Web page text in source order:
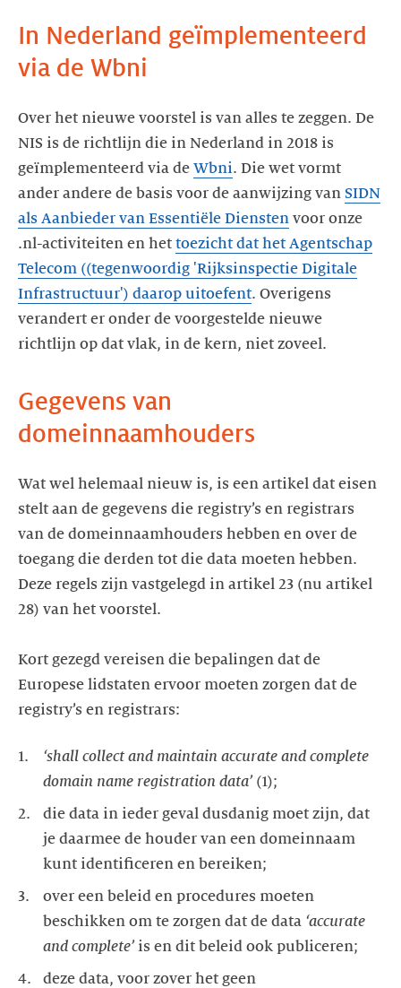
In Nederland geïmplementeerd
via de Wbni
Over het nieuwe voorstel is van alles te zeggen. De
NIS is de richtlijn die in Nederland in 2018 is
geïmplementeerd via de Wbni. Die wet vormt
ander andere de basis voor de aanwijzing van SIDN
als Aanbieder van Essentiële Diensten voor onze
.nl-activiteiten en het toezicht dat het Agentschap
Telecom ((tegenwoordig 'Rijksinspectie Digitale
Infrastructuur') daarop uitoefent. Overigens
verandert er onder de voorgestelde nieuwe
richtlijn op dat vlak, in de kern, niet zoveel.
Gegevens van
domeinnaamhouders
Wat wel helemaal nieuw is, is een artikel dat eisen
stelt aan de gegevens die registry’s en registrars
van de domeinnaamhouders hebben en over de
toegang die derden tot die data moeten hebben.
Deze regels zijn vastgelegd in artikel 23 (nu artikel
28) van het voorstel.
Kort gezegd vereisen die bepalingen dat de
Europese lidstaten ervoor moeten zorgen dat de
registry’s en registrars:
‘shall collect and maintain accurate and complete
domain name registration data’
die data in ieder geval dusdanig moet zijn, dat
je daarmee de houder van een domeinnaam
over een beleid en procedures moeten
beschikken om te zorgen dat de data ‘accurate
and complete’
deze data, voor zover het geen